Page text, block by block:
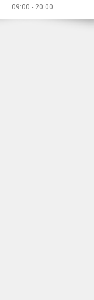
09:00 20:00